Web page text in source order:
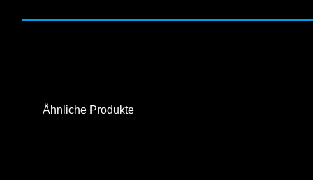
Ähnliche Produkte